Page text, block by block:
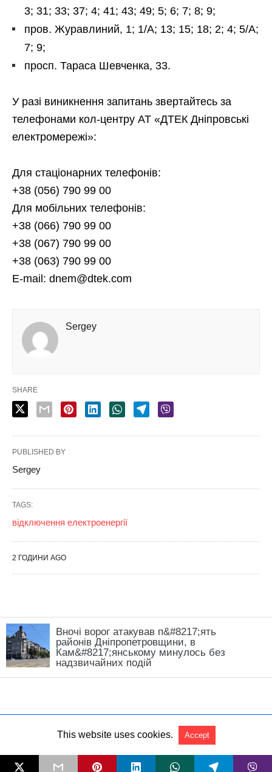
Вночі ворог атакував п&#8217;ять
районів Дніпропетровщини, в
Кам&#8217;янському минулось без
надзвичайних подій
All Rights Reserved View Non-AMP Version
This website uses cookies. Accept